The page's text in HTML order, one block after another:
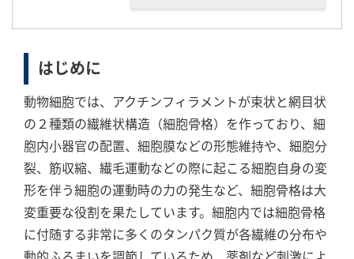
はじめに
動物細胞では、アクチンフィラメントが束状と網目状
の２種類の繊維状構造（細胞骨格）を作っており、細
胞内小器官の配置、細胞膜などの形態維持や、細胞分
裂、筋収縮、繊毛運動などの際に起こる細胞自身の変
形を伴う細胞の運動時の力の発生など、細胞骨格は大
変重要な役割を果たしています。細胞内では細胞骨格
に付随する非常に多くのタンパク質が各繊維の分布や